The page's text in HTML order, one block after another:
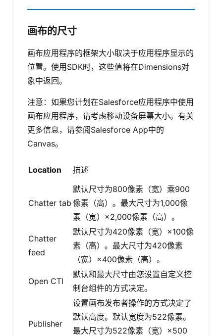
画布的尺寸
画布应用程序的框架大小取决于应用程序显示的
位置。使用SDK时，这些值将在Dimensions对
象中返回。
注意：如果您计划在Salesforce应用程序中使用
画布应用程序，请考虑移动设备屏幕大小。有关
更多信息，请参阅Salesforce App中的
Canvas。
Location 描述
Chatter tab
默认尺寸为800像素（宽）乘900
像素（高）。最大尺寸为1,000像
素（宽）×2,000像素（高）。
Chatter
feed
默认尺寸为420像素（宽）×100像
素（高）。最大尺寸为420像素
（宽）×400像素（高）。
Open CTI
默认和最大尺寸由您设置自定义控
制台组件的方式决定。
Publisher
设置画布发布者操作的方式决定了
默认高度。默认宽度为522像素。
最大尺寸为522像素（宽）×500